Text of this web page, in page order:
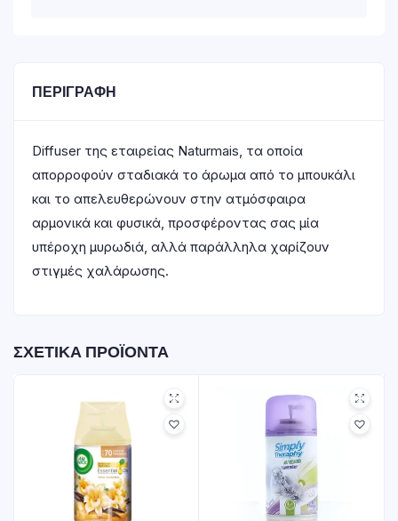
ΠΕΡΙΓΡΑΦΉ
Diffuser της εταιρείας Naturmais, τα οποία
απορροφούν σταδιακά το άρωμα από το μπουκάλι
και το απελευθερώνουν στην ατμόσφαιρα
αρμονικά και φυσικά, προσφέροντας σας μία
υπέροχη μυρωδιά, αλλά παράλληλα χαρίζουν
στιγμές χαλάρωσης.
ΣΧΕΤΙΚΆ ΠΡΟΪΌΝΤΑ